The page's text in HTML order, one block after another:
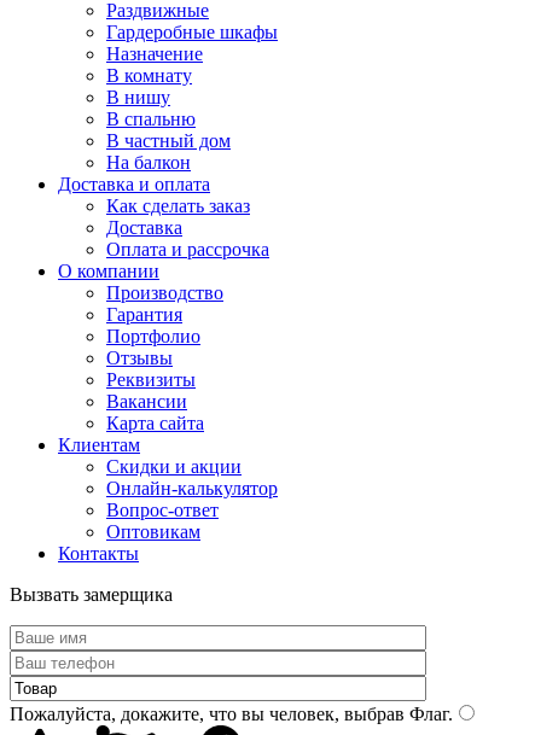
Раздвижные
Гардеробные шкафы
Назначение
В комнату
В нишу
В спальню
В частный дом
На балкон
Доставка и оплата
Как сделать заказ
Доставка
Оплата и рассрочка
О компании
Производство
Гарантия
Портфолио
Отзывы
Реквизиты
Вакансии
Карта сайта
Клиентам
Скидки и акции
Онлайн-калькулятор
Вопрос-ответ
Оптовикам
Контакты
Вызвать замерщика
Пожалуйста, докажите, что вы человек, выбрав Флаг.